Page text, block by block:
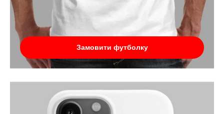
Замовити футболку